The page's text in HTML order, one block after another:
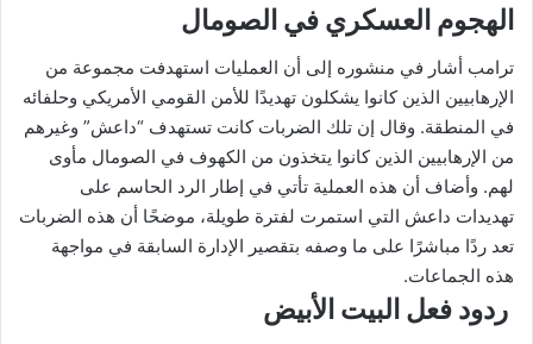
الهجوم العسكري في الصومال
ترامب أشار في منشوره إلى أن العمليات استهدفت مجموعة من
الإرهابيين الذين كانوا يشكلون تهديدًا للأمن القومي الأمريكي وحلفائه
في المنطقة. وقال إن تلك الضربات كانت تستهدف “داعش” وغيرهم
من الإرهابيين الذين كانوا يتخذون من الكهوف في الصومال مأوى
لهم. وأضاف أن هذه العملية تأتي في إطار الرد الحاسم على
تهديدات داعش التي استمرت لفترة طويلة، موضحًا أن هذه الضربات
تعد ردًا مباشرًا على ما وصفه بتقصير الإدارة السابقة في مواجهة
هذه الجماعات.
ردود فعل البيت الأبيض